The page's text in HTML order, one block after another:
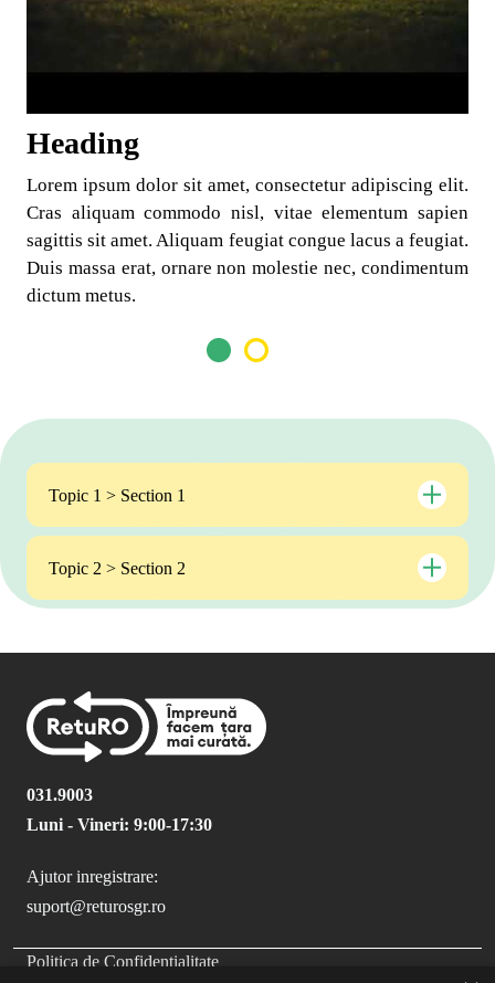
Heading
Lorem ipsum dolor sit amet, consectetur adipiscing elit.
Cras aliquam commodo nisl, vitae elementum sapien
sagittis sit amet. Aliquam feugiat congue lacus a feugiat.
Duis massa erat, ornare non molestie nec, condimentum
dictum metus.
Topic 1 > Section 1
Topic 2 > Section 2
031.9003
Luni - Vineri: 9:00-17:30
Ajutor inregistrare:
suport@returosgr.ro
FOOTER MENU
Politica de Confidentialitate